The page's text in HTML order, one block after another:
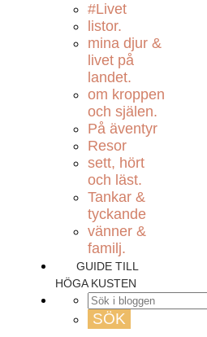
#Livet
listor.
mina djur &
livet på
landet.
om kroppen
och själen.
På äventyr
Resor
sett, hört
och läst.
Tankar &
tyckande
vänner &
familj.
GUIDE TILL
HÖGA KUSTEN